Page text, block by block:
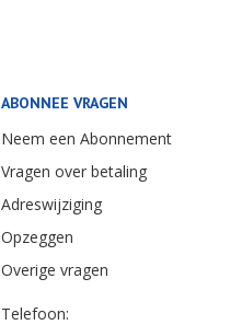
ABONNEE VRAGEN
Neem een Abonnement
Vragen over betaling
Adreswijziging
Opzeggen
Overige vragen
Telefoon: